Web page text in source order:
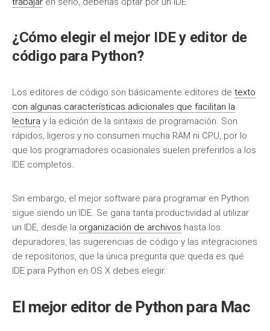
¿Cómo elegir el mejor IDE y editor de
código para Python?
Los editores de código son básicamente editores de texto
con algunas características adicionales que facilitan la
lectura y la edición de la sintaxis de programación. Son
rápidos, ligeros y no consumen mucha RAM ni CPU, por lo
que los programadores ocasionales suelen preferirlos a los
IDE completos.
Sin embargo, el mejor software para programar en Python
sigue siendo un IDE. Se gana tanta productividad al utilizar
un IDE, desde la organización de archivos hasta los
depuradores, las sugerencias de código y las integraciones
de repositorios, que la única pregunta que queda es qué
IDE para Python en OS X debes elegir.
El mejor editor de Python para Mac